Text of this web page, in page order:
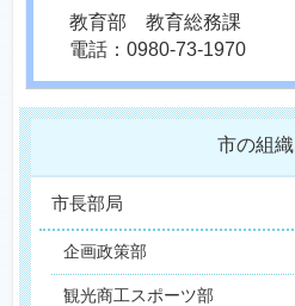
教育部 教育総務課
電話：0980-73-1970
市の組織
市長部局
企画政策部
観光商工スポーツ部